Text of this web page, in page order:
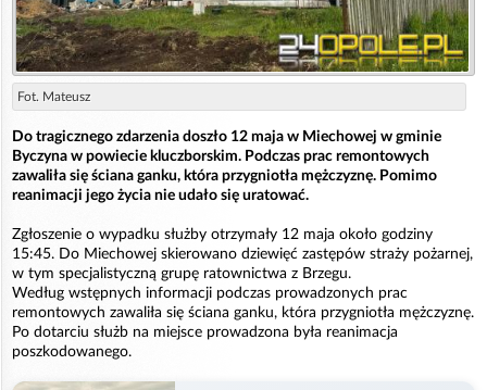
Fot. Mateusz
Do tragicznego zdarzenia doszło 12 maja w Miechowej w gminie
Byczyna w powiecie kluczborskim. Podczas prac remontowych
zawaliła się ściana ganku, która przygniotła mężczyznę. Pomimo
reanimacji jego życia nie udało się uratować.
Zgłoszenie o wypadku służby otrzymały 12 maja około godziny
15:45. Do Miechowej skierowano dziewięć zastępów straży pożarnej,
w tym specjalistyczną grupę ratownictwa z Brzegu.
Według wstępnych informacji podczas prowadzonych prac
remontowych zawaliła się ściana ganku, która przygniotła mężczyznę.
Po dotarciu służb na miejsce prowadzona była reanimacja
poszkodowanego.